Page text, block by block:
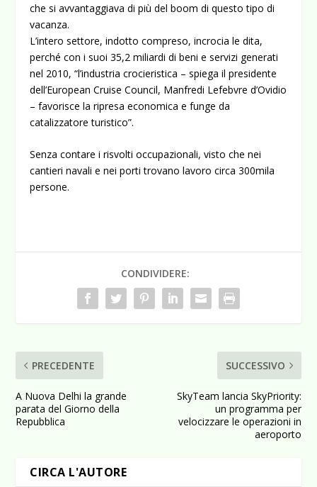
che si avvantaggiava di più del boom di questo tipo di
vacanza.
L’intero settore, indotto compreso, incrocia le dita,
perché con i suoi 35,2 miliardi di beni e servizi generati
nel 2010, “l’industria crocieristica – spiega il presidente
dell’European Cruise Council, Manfredi Lefebvre d’Ovidio
– favorisce la ripresa economica e funge da
catalizzatore turistico”.
Senza contare i risvolti occupazionali, visto che nei
cantieri navali e nei porti trovano lavoro circa 300mila
persone.
CONDIVIDERE:
PRECEDENTE
A Nuova Delhi la grande
parata del Giorno della
Repubblica
SUCCESSIVO
SkyTeam lancia SkyPriority:
un programma per
velocizzare le operazioni in
aeroporto
CIRCA L'AUTORE